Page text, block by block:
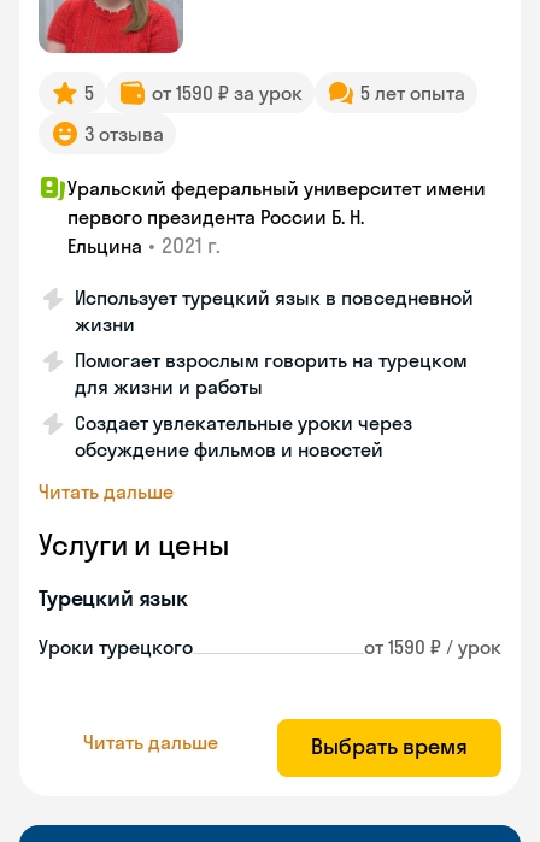
5 от 1590 ₽ за урок
5 лет опыта
3 отзыва
Уральский федеральный университет имени
первого президента России Б. Н.
Ельцина • 2021 г.
Использует турецкий язык в повседневной
жизни
Помогает взрослым говорить на турецком
для жизни и работы
Создает увлекательные уроки через
обсуждение фильмов и новостей
Читать дальше
Услуги и цены
Турецкий язык
Уроки турецкого от 1590 ₽ / урок
Читать дальше Выбрать время